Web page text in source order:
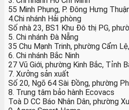
55 Minh Phụng, P. Đông Hưng
4.Chi nhánh Hải phòng
Số nhà 23, BS1 Khu Đô thị PG,
5. Chi nhánh Đà Nẵng
35 Chu Mạnh Trinh, phường Cẩm
6. Chi nhánh Bắc Ninh
27 Vũ Giới, phường Kinh Bắc, Tỉnh
7. Xưởng sản xuất
Số 20, Ngõ 64 Sài Đồng, phường
8. Trung tâm bảo hành Ecovacs
Toà D CC Báo Nhân Dân, phường